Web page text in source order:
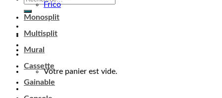
Votre panier est vide.
Frico
Monosplit
Multisplit
Mural
Cassette
Gainable